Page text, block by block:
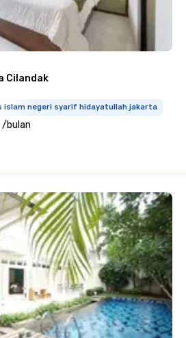
Cilandak
islam negeri syarif hidayatullah jakarta
/bulan